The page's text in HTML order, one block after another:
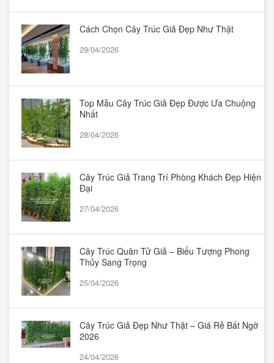
Cách Chọn Cây Trúc Giả Đẹp Như Thật
29/04/2026
Top Mẫu Cây Trúc Giả Đẹp Được Ưa Chuộng
Nhất
28/04/2026
Cây Trúc Giả Trang Trí Phòng Khách Đẹp Hiện
Đại
27/04/2026
Cây Trúc Quân Tử Giả – Biểu Tượng Phong
Thủy Sang Trọng
25/04/2026
Cây Trúc Giả Đẹp Như Thật – Giá Rẻ Bất Ngờ
2026
24/04/2026